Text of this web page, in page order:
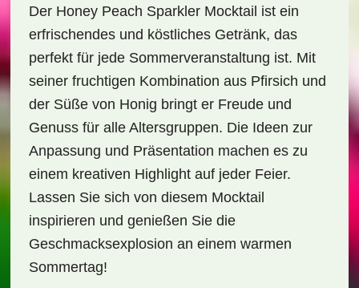
Der Honey Peach Sparkler Mocktail ist ein
erfrischendes und köstliches Getränk, das
perfekt für jede Sommerveranstaltung ist. Mit
seiner fruchtigen Kombination aus Pfirsich und
der Süße von Honig bringt er Freude und
Genuss für alle Altersgruppen. Die Ideen zur
Anpassung und Präsentation machen es zu
einem kreativen Highlight auf jeder Feier.
Lassen Sie sich von diesem Mocktail
inspirieren und genießen Sie die
Geschmacksexplosion an einem warmen
Sommertag!